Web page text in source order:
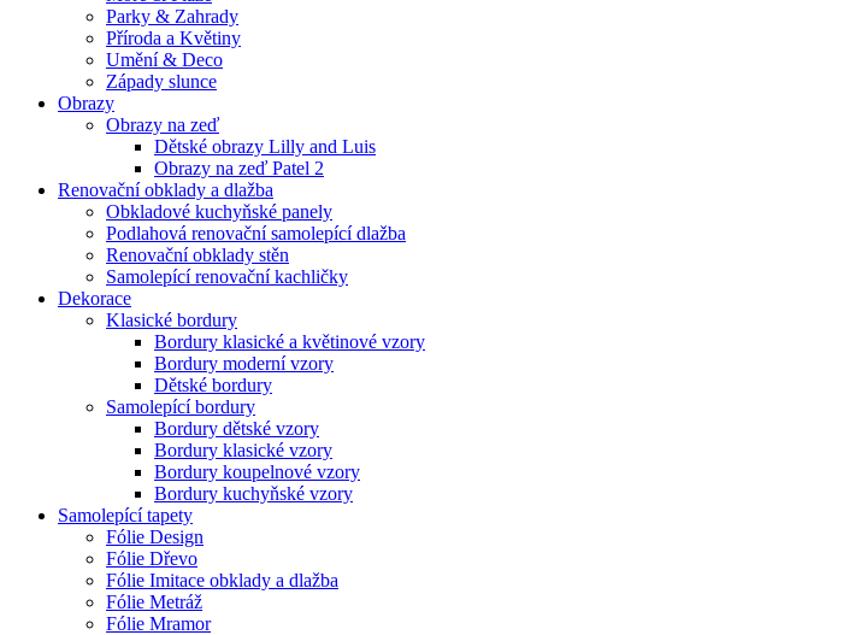
Parky & Zahrady
Příroda a Květiny
Umění & Deco
Západy slunce
Obrazy
Obrazy na zeď
Dětské obrazy Lilly and Luis
Obrazy na zeď Patel 2
Renovační obklady a dlažba
Obkladové kuchyňské panely
Podlahová renovační samolepící dlažba
Renovační obklady stěn
Samolepící renovační kachličky
Dekorace
Klasické bordury
Bordury klasické a květinové vzory
Bordury moderní vzory
Dětské bordury
Samolepící bordury
Bordury dětské vzory
Bordury klasické vzory
Bordury koupelnové vzory
Bordury kuchyňské vzory
Samolepící tapety
Fólie Design
Fólie Dřevo
Fólie Imitace obklady a dlažba
Fólie Metráž
Fólie Mramor